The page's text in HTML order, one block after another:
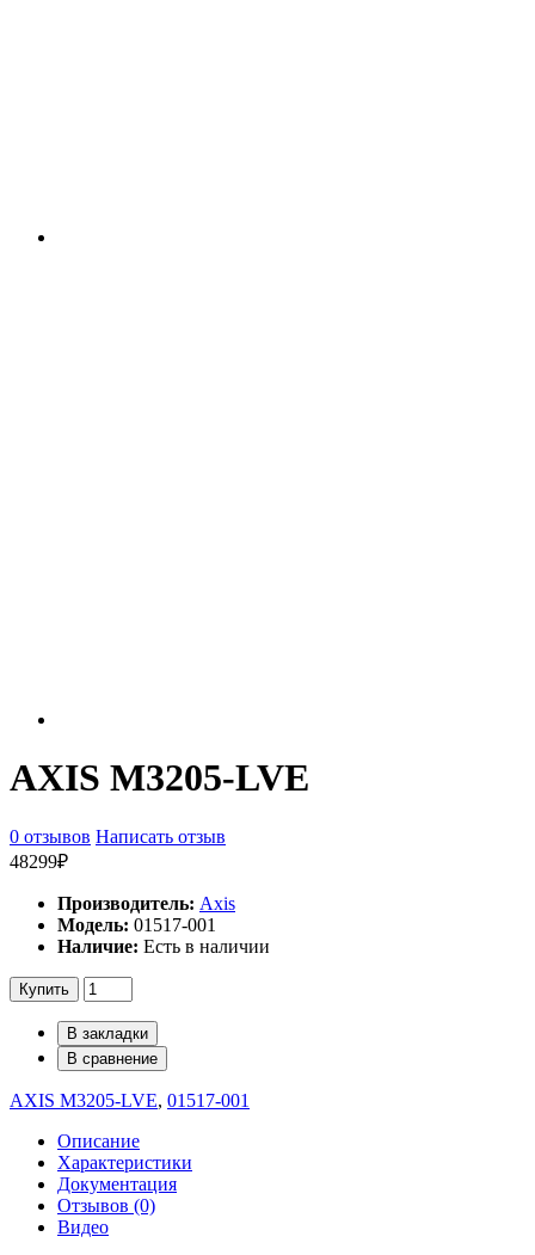
AXIS M3205-LVE
0 отзывов Написать отзыв
48299₽
Производитель: Axis
Модель: 01517-001
Наличие: Есть в наличии
Купить
В закладки
В сравнение
AXIS M3205-LVE, 01517-001
Описание
Характеристики
Документация
Отзывов (0)
Видео